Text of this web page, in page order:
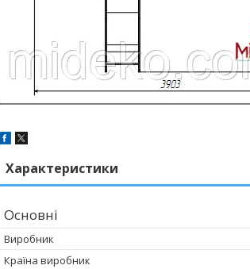
Характеристики
Основні
Виробник
Країна виробник